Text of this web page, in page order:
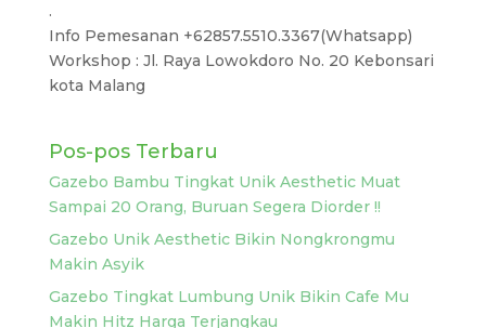
.
Info Pemesanan +62857.5510.3367(Whatsapp)
Workshop : Jl. Raya Lowokdoro No. 20 Kebonsari
kota Malang
Pos-pos Terbaru
Gazebo Bambu Tingkat Unik Aesthetic Muat
Sampai 20 Orang, Buruan Segera Diorder !!
Gazebo Unik Aesthetic Bikin Nongkrongmu
Makin Asyik
Gazebo Tingkat Lumbung Unik Bikin Cafe Mu
Makin Hitz Harga Terjangkau